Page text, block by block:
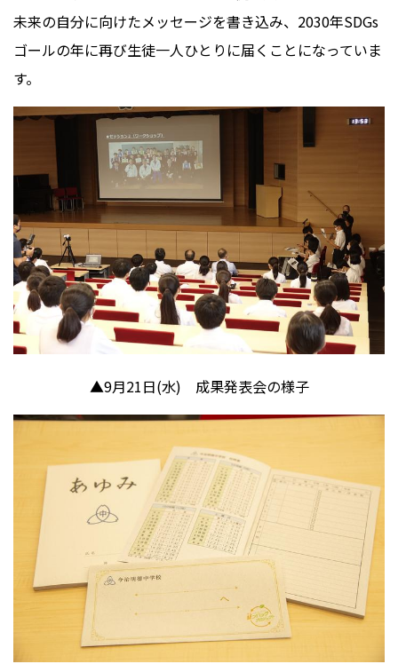
未来の自分に向けたメッセージを書き込み、2030年SDGs
ゴールの年に再び生徒一人ひとりに届くことになっていま
す。
▲9月21日(水) 成果発表会の様子